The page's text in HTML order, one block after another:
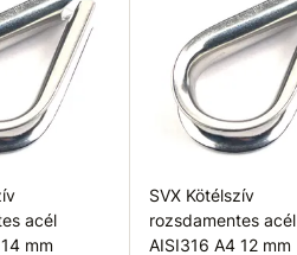
acél
mm
SVX Kötélszív
rozsdamentes acél
AISI316 A4 12 mm